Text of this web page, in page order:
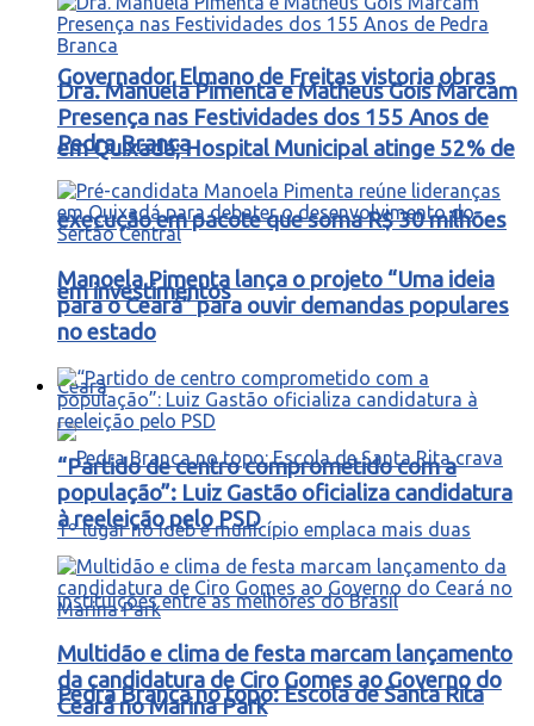
Governador Elmano de Freitas vistoria obras
em Quixadá; Hospital Municipal atinge 52% de
execução em pacote que soma R$ 30 milhões
em investimentos
Ceará
Pedra Branca no topo: Escola de Santa Rita
Dra. Manuela Pimenta e Matheus Gois Marcam
Presença nas Festividades dos 155 Anos de
Pedra Branca
Manoela Pimenta lança o projeto “Uma ideia
para o Ceará” para ouvir demandas populares
no estado
“Partido de centro comprometido com a
população”: Luiz Gastão oficializa candidatura
à reeleição pelo PSD
Multidão e clima de festa marcam lançamento
da candidatura de Ciro Gomes ao Governo do
Ceará no Marina Park